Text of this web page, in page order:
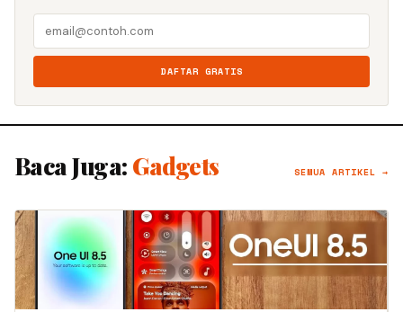
DAFTAR GRATIS
Baca Juga: Gadgets SEMUA ARTIKEL →